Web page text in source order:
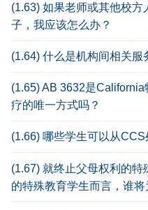
(1.63) 如果老师或其他校
子，我应该怎么办？
(1.64) 什么是机构间相关服
(1.65) AB 3632是
疗的唯一方式吗？
(1.66) 哪些学生可以从
(1.67) 就终止父母权利的
的特殊教育学生而言，谁将